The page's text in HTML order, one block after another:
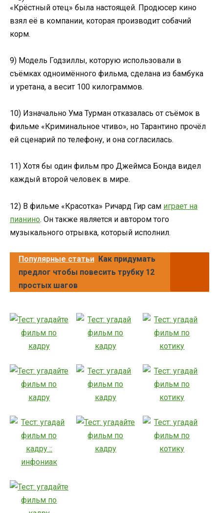
«Крёстный отец» была настоящей. Продюсер кино
взял её в компании, которая производит собачий
корм.
9) Модель Годзиллы, которую использовали в
съёмках одноимённого фильма, сделана из бамбука
и уретана, а весит 100 килограммов.
10) Изначально Ума Турман отказалась от съёмок в
фильме «Криминальное чтиво», но Тарантино прочёл
ей сценарий по телефону, и она согласилась.
11) Хотя бы один фильм про Джеймса Бонда видел
каждый второй человек в мире.
12) В фильме «Красотка» Ричард Гир сам играет на
пианино. Он также является и автором того
музыкального отрывка, который исполнил.
Популярные статьи Как придумать
предлог чтобы повесить трубку 12
простых шагов